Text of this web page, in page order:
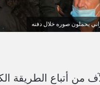
يحملون صوره خلال دفنه
من أتباع الطريقة